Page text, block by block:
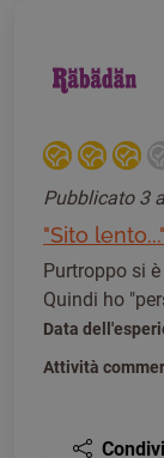
Pubblicato 3
"Sito lento..."
Purtroppo si
Quindi ho
Data
Attività